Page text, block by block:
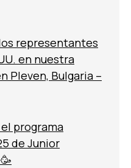
representantes
en nuestra
Pleven, Bulgaria –
el programa
de Junior